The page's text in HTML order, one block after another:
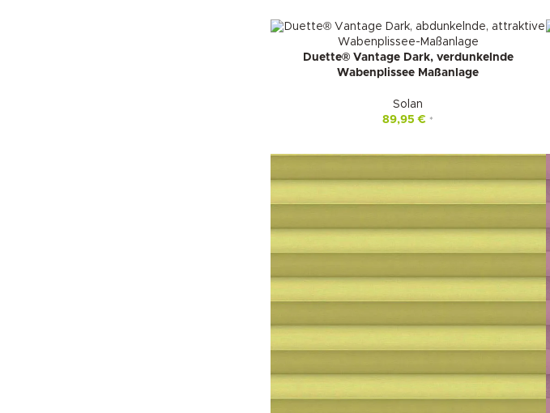
Duette® Vantage Dark, verdunkelnde
Wabenplissee Maßanlage
Solan
89,95€ *